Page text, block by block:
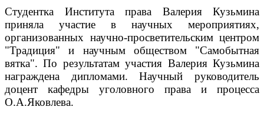
Студентка Института права Валерия Кузьмина
приняла участие в научных мероприятиях,
организованных научно-просветительским центром
"Традиция" и научным обществом "Самобытная
вятка". По результатам участия Валерия Кузьмина
награждена дипломами. Научный руководитель
доцент кафедры уголовного права и процесса
О.А.Яковлева.